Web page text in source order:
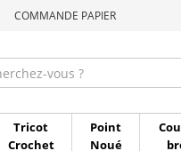
COMMANDE PAPIER
Tricot
Crochet
Point
Noué